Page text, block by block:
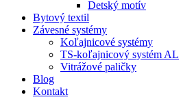
Detský motív
Bytový textil
Závesné systémy
Koľajnicové systémy
TS-koľajnicový systém AL
Vitrážové paličky
Blog
Kontakt